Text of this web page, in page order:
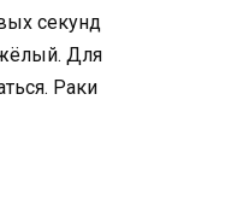
секунд
Для
Раки